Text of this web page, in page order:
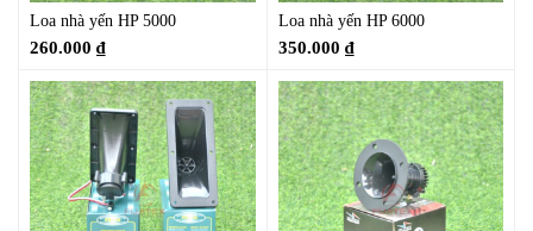
Loa nhà yến HP 5000
260.000 ₫
Loa nhà yến HP 6000
350.000 ₫